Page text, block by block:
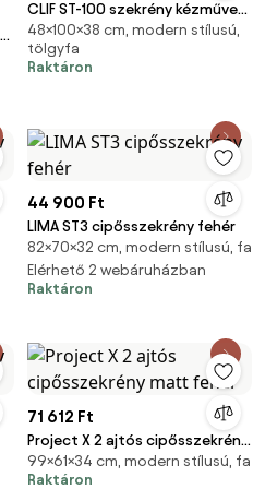
CLIF ST-100 szekrény kézműves
tölgy/antracit
48×100×38 cm, modern stílusú,
tölgyfa
Raktáron
44 900 Ft
LIMA ST3 cipősszekrény fehér
82×70×32 cm, modern stílusú, fa
Elérhető 2 webáruházban
Raktáron
71 612 Ft
Project X 2 ajtós cipősszekrény
matt fehér
99×61×34 cm, modern stílusú, fa
Raktáron